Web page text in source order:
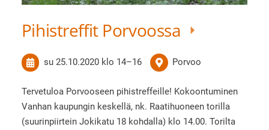
Pihistreffit Porvoossa
su 25.10.2020 klo 14–16 Porvoo
Tervetuloa Porvooseen pihistreffeille! Kokoontuminen
Vanhan kaupungin keskellä, nk. Raatihuoneen torilla
(suurinpiirtein Jokikatu 18 kohdalla) klo 14.00. Torilta